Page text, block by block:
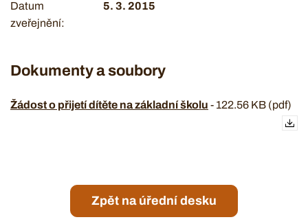
Datum
zveřejnění
5. 3. 2015
Dokumenty a soubory
Žádost o přijetí dítěte na základní školu - 122.56 KB (pdf)
Zpět na úřední desku